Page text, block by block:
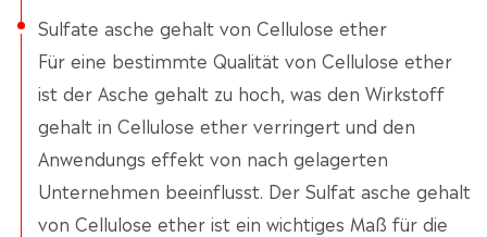
Sulfate asche gehalt von Cellulose ether
Für eine bestimmte Qualität von Cellulose ether
ist der Asche gehalt zu hoch, was den Wirkstoff
gehalt in Cellulose ether verringert und den
Anwendungs effekt von nach gelagerten
Unternehmen beeinflusst. Der Sulfat asche gehalt
von Cellulose ether ist ein wichtiges Maß für die